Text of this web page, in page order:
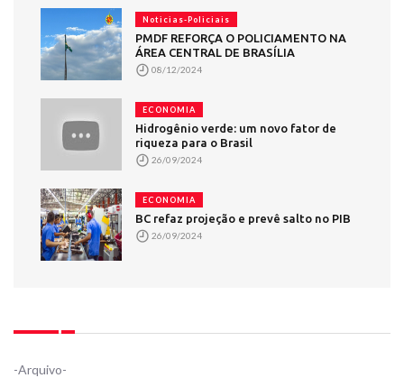
Noticias-Policiais
PMDF REFORÇA O POLICIAMENTO NA
ÁREA CENTRAL DE BRASÍLIA
08/12/2024
ECONOMIA
Hidrogênio verde: um novo fator de
riqueza para o Brasil
26/09/2024
ECONOMIA
BC refaz projeção e prevê salto no PIB
26/09/2024
-Arquivo-